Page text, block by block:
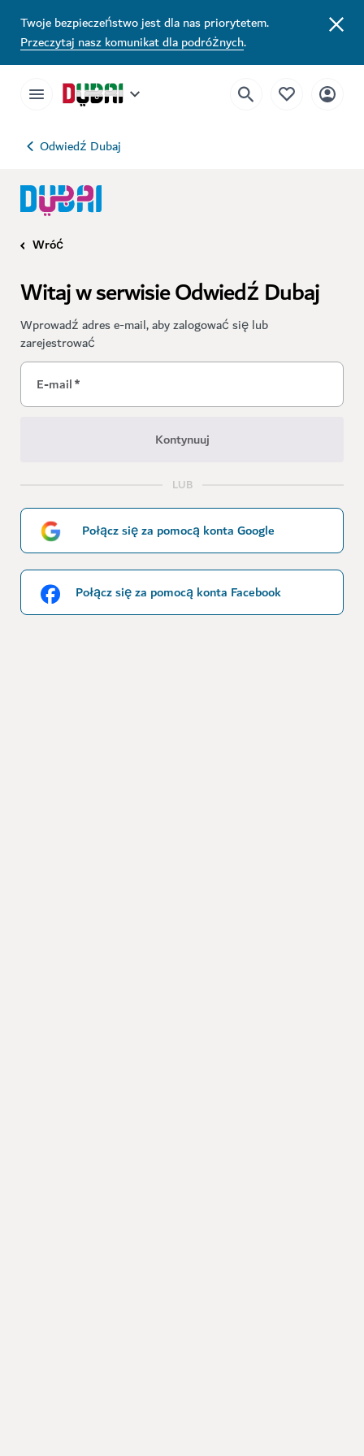
Twoje bezpieczeństwo jest dla nas priorytetem.
Przeczytaj nasz komunikat dla podróżnych.
Odwiedź Dubaj
Wróć
Witaj w serwisie Odwiedź Dubaj
Wprowadź adres e-mail, aby zalogować się lub
zarejestrować
E-mail*
Kontynuuj
LUB
Połącz się za pomocą konta Google
Połącz się za pomocą konta Facebook